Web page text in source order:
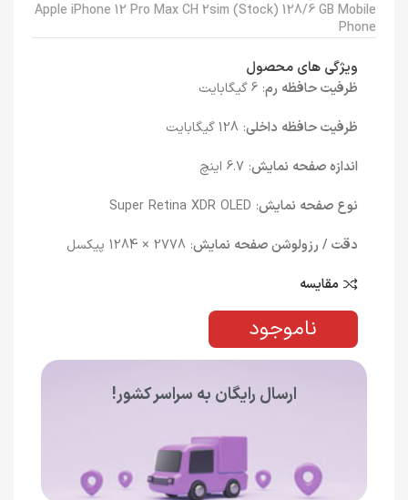
Apple iPhone 12 Pro Max CH 2sim (Stock) 128/6 GB Mobile
Phone
ویژگی های محصول
ظرفیت حافظه رم: 6 گیگابایت
ظرفیت حافظه داخلی: 128 گیگابایت
اندازه صفحه نمایش: 6.7 اینچ
نوع صفحه نمایش: Super Retina XDR OLED
دقت / رزولوشن صفحه نمایش: 2778 × 1284 پیکسل
مقایسه
ناموجود
ارسال رایگان به سراسر کشور!